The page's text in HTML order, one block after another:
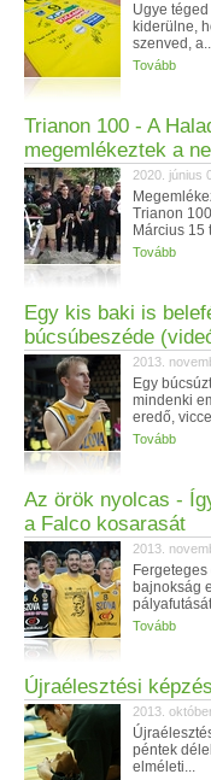
Ugye
kiderülne,
szenved,
Tovább
Trianon 100 - A
megemlékeztek a
2020. június
Trianon
Március 15
Tovább
Egy kis baki is
búcsúbeszéde
2013.
Egy
mindenki
eredő,
Tovább
Az örök nyolcas -
a Falco kosarasát
2013.
bajnokság
Tovább
Újraélesztési
2013.
péntek
elméleti...